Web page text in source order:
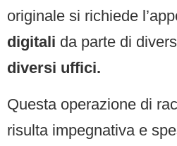
originale si richiede
digitali da parte di
diversi uffici.
Questa operazione di
risulta impegnativa e